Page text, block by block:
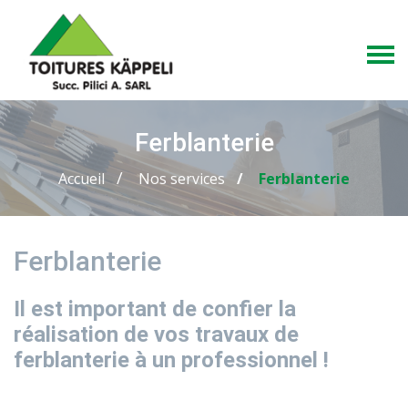
Ferblanterie
Accueil Nos services Ferblanterie
Ferblanterie
Il est important de confier la
réalisation de vos travaux de
ferblanterie à un professionnel !